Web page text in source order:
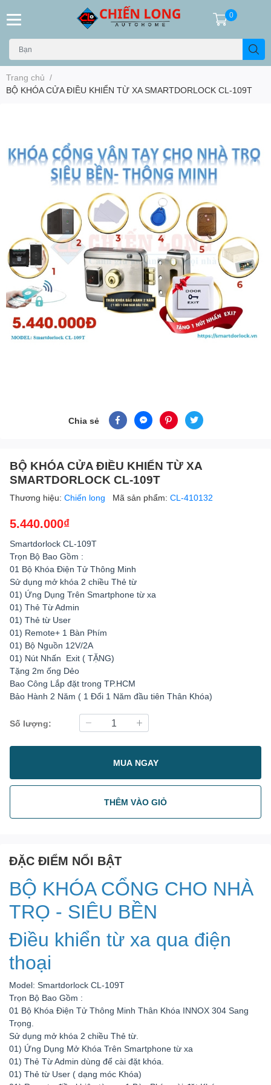
0
Trang chủ /
BỘ KHÓA CỬA ĐIỀU KHIỂN TỪ XA SMARTDORLOCK CL-109T
Chia sẻ
BỘ KHÓA CỬA ĐIỀU KHIỂN TỪ XA
SMARTDORLOCK CL-109T
Thương hiệu: Chiến long Mã sản phẩm: CL-410132
5.440.000₫
Smartdorlock CL-109T
Trọn Bộ Bao Gồm :
01 Bộ Khóa Điện Tử Thông Minh
Sử dụng mở khóa 2 chiều Thẻ từ
01) Ứng Dụng Trên Smartphone từ xa
01) Thẻ Từ Admin
01) Thẻ từ User
01) Remote+ 1 Bàn Phím
01) Bộ Nguồn 12V/2A
01) Nút Nhấn Exit ( TẶNG)
Tặng 2m ống Dẻo
Bao Công Lắp đặt trong TP.HCM
Bảo Hành 2 Năm ( 1 Đổi 1 Năm đầu tiên Thân Khóa)
Số lượng:
MUA NGAY
THÊM VÀO GIỎ
ĐẶC ĐIỂM NỔI BẬT
BỘ KHÓA CỔNG CHO NHÀ
TRỌ - SIÊU BỀN
Điều khiển từ xa qua điện
thoại
Model: Smartdorlock CL-109T
Trọn Bộ Bao Gồm :
01 Bộ Khóa Điện Tử Thông Minh Thân Khóa INNOX 304 Sang
Trọng.
Sử dụng mở khóa 2 chiều Thẻ từ.
01) Ứng Dụng Mở Khóa Trên Smartphone từ xa
01) Thẻ Từ Admin dùng để cài đặt khóa.
01) Thẻ từ User ( dạng móc Khóa)